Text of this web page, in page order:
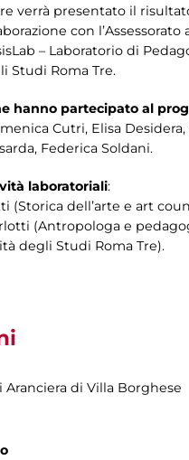
verrà presentato il
con
– Laboratorio di
Studi Roma Tre.
hanno partecipato al
Cutri, Elisa
Federica Soldani.
laboratoriali:
(Storica dell’arte e art
(Antropologa e
degli Studi Roma Tre).
di Villa Borghese